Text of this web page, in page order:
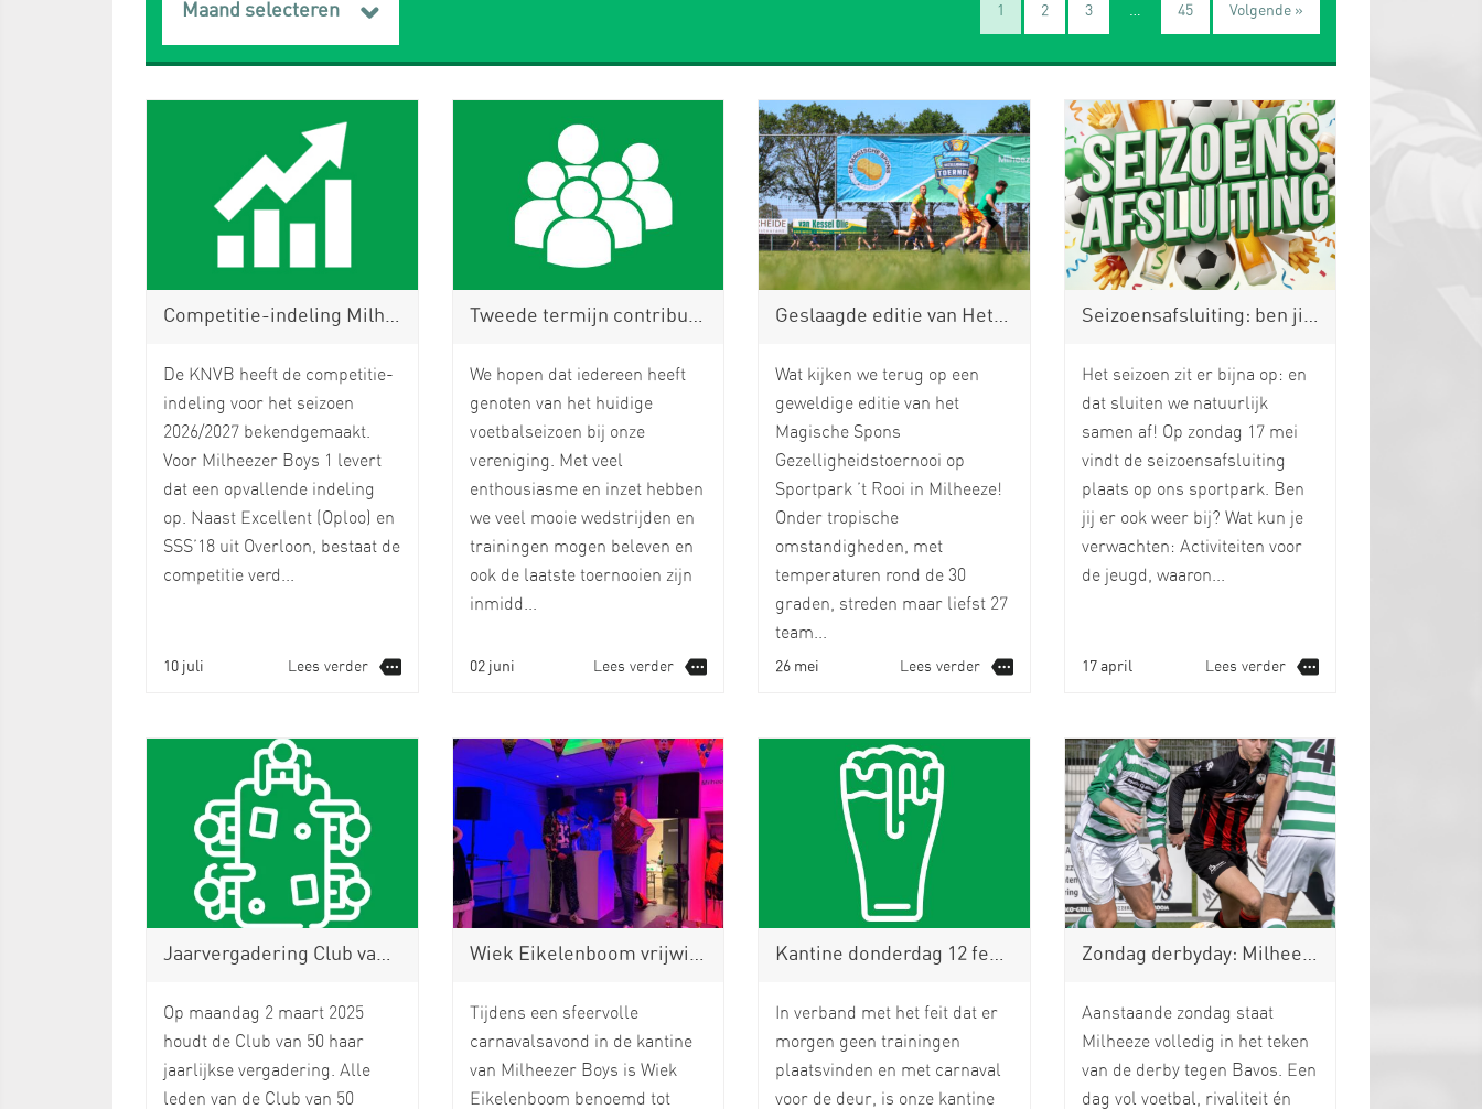
Maand selecteren 1 2 3 … 45 Volgende »
Competitie-indeling Milheezer Boys 1 bekend: plaatsing in Limburgse hoek
De KNVB heeft de competitie-
indeling voor het seizoen
2026/2027 bekendgemaakt.
Voor Milheezer Boys 1 levert
dat een opvallende indeling
op. Naast Excellent (Oploo) en
SSS’18 uit Overloon, bestaat de
competitie verd...
10 juli Lees verder
Tweede termijn contributie en wasgelden 2025-2026
We hopen dat iedereen heeft
genoten van het huidige
voetbalseizoen bij onze
vereniging. Met veel
enthousiasme en inzet hebben
we veel mooie wedstrijden en
trainingen mogen beleven en
ook de laatste toernooien zijn
inmidd...
02 juni Lees verder
Geslaagde editie van Het Magische Spons Gezelligheidstoernooi
Wat kijken we terug op een
geweldige editie van het
Magische Spons
Gezelligheidstoernooi op
Sportpark ’t Rooi in Milheeze!
Onder tropische
omstandigheden, met
temperaturen rond de 30
graden, streden maar liefst 27
team...
26 mei Lees verder
Seizoensafsluiting: ben jij er ook weer bij?
Het seizoen zit er bijna op: en
dat sluiten we natuurlijk
samen af! Op zondag 17 mei
vindt de seizoensafsluiting
plaats op ons sportpark. Ben
jij er ook weer bij? Wat kun je
verwachten: Activiteiten voor
de jeugd, waaron...
17 april Lees verder
Jaarvergadering Club van 50 op maandag 2 maart
Op maandag 2 maart 2025
houdt de Club van 50 haar
jaarlijkse vergadering. Alle
leden van de Club van 50
Wiek Eikelenboom vrijwilliger van het jaar en voetbalmol 2026
Tijdens een sfeervolle
carnavalsavond in de kantine
van Milheezer Boys is Wiek
Eikelenboom benoemd tot
Kantine donderdag 12 februari gesloten
In verband met het feit dat er
morgen geen trainingen
plaatsvinden en met carnaval
voor de deur, is onze kantine
Zondag derbyday: Milheezer Boys – Bavos
Aanstaande zondag staat
Milheeze volledig in het teken
van de derby tegen Bavos. Een
dag vol voetbal, rivaliteit én